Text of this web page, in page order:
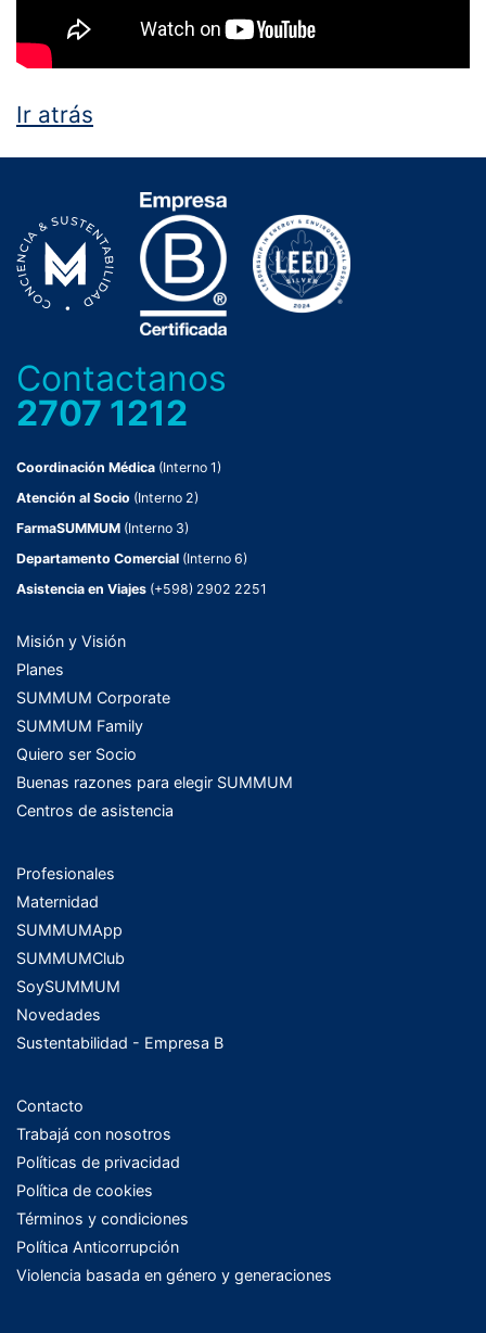
Ir atrás
Contactanos
2707 1212
Coordinación Médica (Interno 1)
Atención al Socio (Interno 2)
FarmaSUMMUM (Interno 3)
Departamento Comercial (Interno 6)
Asistencia en Viajes (+598) 2902 2251
Misión y Visión
Planes
SUMMUM Corporate
SUMMUM Family
Quiero ser Socio
Buenas razones para elegir SUMMUM
Centros de asistencia
Profesionales
Maternidad
SUMMUMApp
SUMMUMClub
SoySUMMUM
Novedades
Sustentabilidad - Empresa B
Contacto
Trabajá con nosotros
Políticas de privacidad
Política de cookies
Términos y condiciones
Política Anticorrupción
Violencia basada en género y generaciones